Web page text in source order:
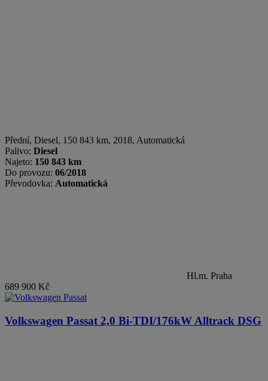
Přední, Diesel, 150 843 km, 2018, Automatická
Palivo: Diesel
Najeto: 150 843 km
Do provozu: 06/2018
Převodovka: Automatická
Hl.m. Praha
689 900 Kč
Volkswagen Passat 2,0 Bi-TDI/176kW Alltrack DSG